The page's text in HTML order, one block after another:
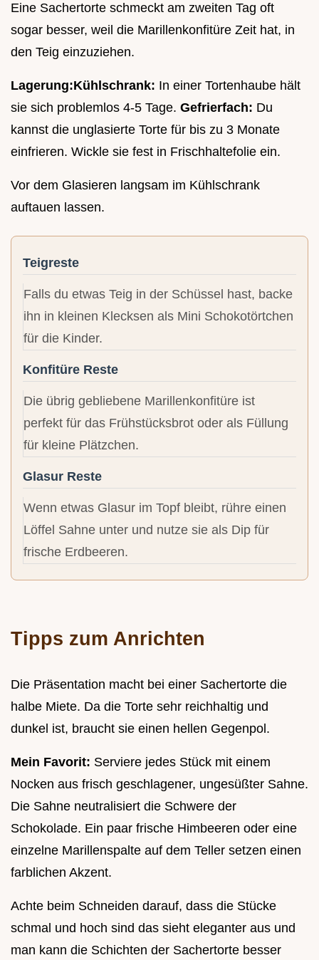
Eine Sachertorte schmeckt am zweiten Tag oft
sogar besser, weil die Marillenkonfitüre Zeit hat, in
den Teig einzuziehen.
Lagerung:Kühlschrank: In einer Tortenhaube hält
sie sich problemlos 4-5 Tage. Gefrierfach: Du
kannst die unglasierte Torte für bis zu 3 Monate
einfrieren. Wickle sie fest in Frischhaltefolie ein.
Vor dem Glasieren langsam im Kühlschrank
auftauen lassen.
Teigreste
Falls du etwas Teig in der Schüssel hast, backe
ihn in kleinen Klecksen als Mini Schokotörtchen
für die Kinder.
Konfitüre Reste
Die übrig gebliebene Marillenkonfitüre ist
perfekt für das Frühstücksbrot oder als Füllung
für kleine Plätzchen.
Glasur Reste
Wenn etwas Glasur im Topf bleibt, rühre einen
Löffel Sahne unter und nutze sie als Dip für
frische Erdbeeren.
Tipps zum Anrichten
Die Präsentation macht bei einer Sachertorte die
halbe Miete. Da die Torte sehr reichhaltig und
dunkel ist, braucht sie einen hellen Gegenpol.
Mein Favorit: Serviere jedes Stück mit einem
Nocken aus frisch geschlagener, ungesüßter Sahne.
Die Sahne neutralisiert die Schwere der
Schokolade. Ein paar frische Himbeeren oder eine
einzelne Marillenspalte auf dem Teller setzen einen
farblichen Akzent.
Achte beim Schneiden darauf, dass die Stücke
schmal und hoch sind das sieht eleganter aus und
man kann die Schichten der Sachertorte besser